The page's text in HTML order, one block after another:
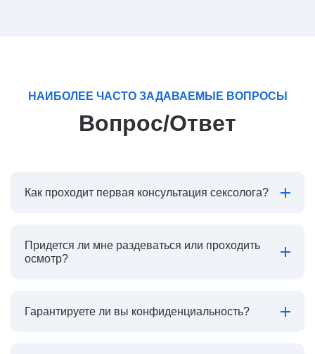
НАИБОЛЕЕ ЧАСТО ЗАДАВАЕМЫЕ ВОПРОСЫ
Вопрос/Ответ
Как проходит первая консультация сексолога?
Придется ли мне раздеваться или проходить
осмотр?
Гарантируете ли вы конфиденциальность?